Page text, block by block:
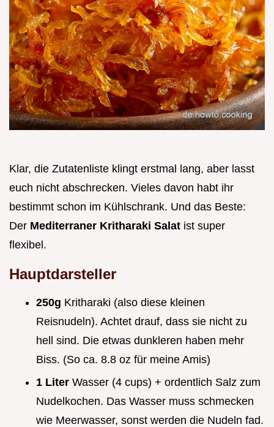
Klar, die Zutatenliste klingt erstmal lang, aber lasst
euch nicht abschrecken. Vieles davon habt ihr
bestimmt schon im Kühlschrank. Und das Beste:
Der Mediterraner Kritharaki Salat ist super
flexibel.
Hauptdarsteller
250g Kritharaki (also diese kleinen
Reisnudeln). Achtet drauf, dass sie nicht zu
hell sind. Die etwas dunkleren haben mehr
Biss. (So ca. 8.8 oz für meine Amis)
1 Liter Wasser (4 cups) + ordentlich Salz zum
Nudelkochen. Das Wasser muss schmecken
wie Meerwasser, sonst werden die Nudeln fad.